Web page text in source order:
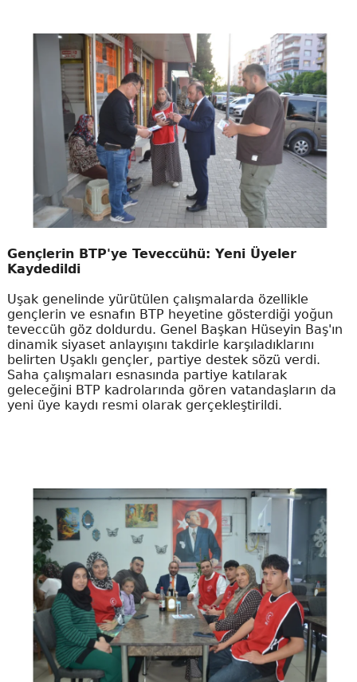
Gençlerin BTP'ye Teveccühü: Yeni Üyeler
Kaydedildi
Uşak genelinde yürütülen çalışmalarda özellikle
gençlerin ve esnafın BTP heyetine gösterdiği yoğun
teveccüh göz doldurdu. Genel Başkan Hüseyin Baş'ın
dinamik siyaset anlayışını takdirle karşıladıklarını
belirten Uşaklı gençler, partiye destek sözü verdi.
Saha çalışmaları esnasında partiye katılarak
geleceğini BTP kadrolarında gören vatandaşların da
yeni üye kaydı resmi olarak gerçekleştirildi.